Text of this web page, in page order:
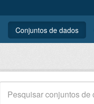
Conjuntos de dados